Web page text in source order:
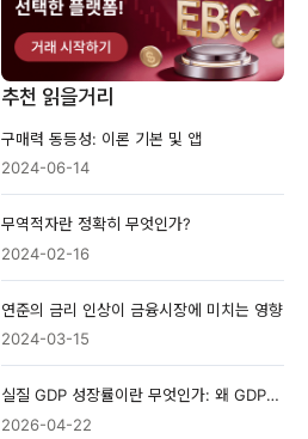
추천 읽을거리
구매력 동등성: 이론 기본 및 앱
2024-06-14
무역적자란 정확히 무엇인가?
2024-02-16
연준의 금리 인상이 금융시장에 미치는 영향
2024-03-15
실질 GDP 성장률이란 무엇인가: 왜 GDP는 인플레이션을 반영해 조정할까
2026-04-22